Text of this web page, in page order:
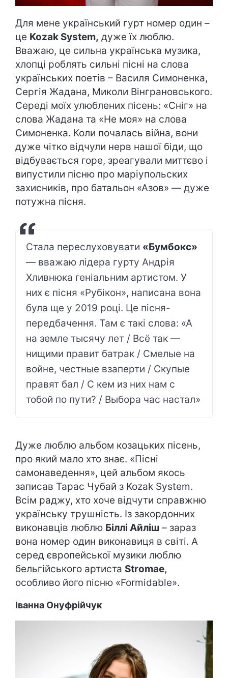
Для мене український гурт номер один –
це Kozak System, дуже їх люблю.
Вважаю, це сильна українська музика,
хлопці роблять сильні пісні на слова
українських поетів – Василя Симоненка,
Сергія Жадана, Миколи Вінграновського.
Середі моїх улюблених пісень: «Сніг» на
слова Жадана та «Не моя» на слова
Симоненка. Коли почалась війна, вони
дуже чітко відчули нерв нашої біди, що
відбувається горе, зреагували миттєво і
випустили пісню про маріупольских
захисників, про батальон «Азов» — дуже
потужна пісня.
Стала переслуховувати «Бумбокс»
— вважаю лідера гурту Андрія
Хливнюка геніальним артистом. У
них є пісня «Рубікон», написана вона
була ще у 2019 році. Це пісня-
передбачення. Там є такі слова: «А
на земле тысячу лет / Всё так —
нищими правит батрак / Смелые на
войне, честные взаперти / Скупые
правят бал / С кем из них нам с
тобой по пути? / Выбора час настал»
Дуже люблю альбом козацьких пісень,
про який мало хто знає. «Пісні
самонаведення», цей альбом якось
записав Тарас Чубай з Kozak System.
Всім раджу, хто хоче відчути справжню
українську трушність. Із закордонних
виконавців люблю Біллі Айліш – зараз
вона номер один виконавиця в світі. А
серед європейської музики люблю
бельгійського артиста Stromae,
особливо його пісню «Formidable».
Іванна Онуфрійчук